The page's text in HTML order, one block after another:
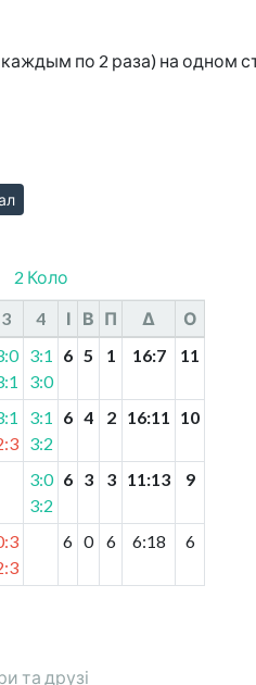
по 2 раза) на одном
2 Коло
3 4 І В П Δ
О
3:1
3:0
6 5 1 16:7 11
3:1
3:2
6 4 2 16:11 10
3:0
3:2
6 3 3 11:13 9
6 0 6 6:18 6
та друзі